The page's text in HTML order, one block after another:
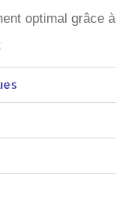
optimal grâce